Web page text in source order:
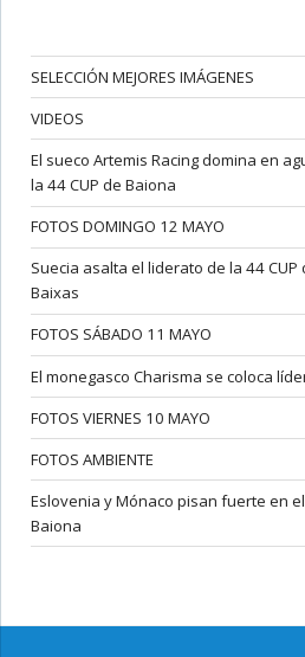
SELECCIÓN MEJORES IMÁGENES
VIDEOS
El sueco Artemis Racing domina en
la 44 CUP de Baiona
FOTOS DOMINGO 12 MAYO
Suecia asalta el liderato de la 44
Baixas
FOTOS SÁBADO 11 MAYO
El monegasco Charisma se coloca
FOTOS VIERNES 10 MAYO
FOTOS AMBIENTE
Eslovenia y Mónaco pisan fuerte en
Baiona